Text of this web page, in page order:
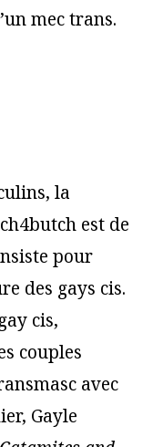
mec trans.
la
est de
pour
des gays cis.
cis,
couples
avec
Gayle